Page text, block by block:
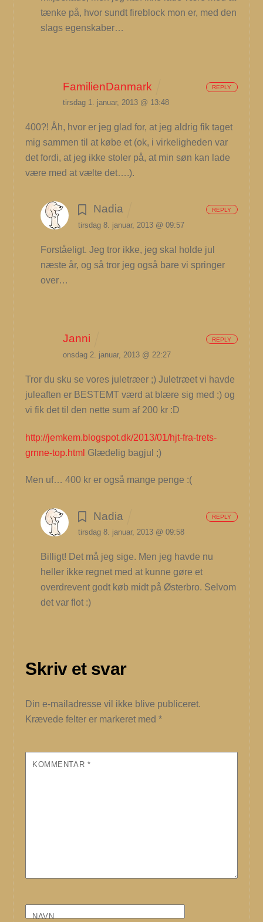
tænke på, hvor sundt fireblock mon er, med den
slags egenskaber…
FamilienDanmark
tirsdag 1. januar, 2013 @ 13:48
400?! Åh, hvor er jeg glad for, at jeg aldrig fik taget
mig sammen til at købe et (ok, i virkeligheden var
det fordi, at jeg ikke stoler på, at min søn kan lade
være med at vælte det….).
REPLY
Nadia
tirsdag 8. januar, 2013 @ 09:57
Forståeligt. Jeg tror ikke, jeg skal holde jul
næste år, og så tror jeg også bare vi springer
over…
REPLY
Janni
onsdag 2. januar, 2013 @ 22:27
Tror du sku se vores juletræer ;) Juletræet vi havde
juleaften er BESTEMT værd at blære sig med ;) og
vi fik det til den nette sum af 200 kr :D
http://jemkem.blogspot.dk/2013/01/hjt-fra-trets-
grnne-top.html Glædelig bagjul ;)
Men uf… 400 kr er også mange penge :(
REPLY
Nadia
tirsdag 8. januar, 2013 @ 09:58
Billigt! Det må jeg sige. Men jeg havde nu
heller ikke regnet med at kunne gøre et
overdrevent godt køb midt på Østerbro. Selvom
det var flot :)
REPLY
Skriv et svar
Din e-mailadresse vil ikke blive publiceret.
Krævede felter er markeret med*
KOMMENTAR *
NAVN